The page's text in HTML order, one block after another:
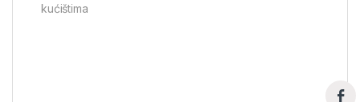
kućištima